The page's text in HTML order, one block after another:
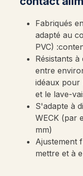
Fabriqués
adapté au
PVC)
Résistants
entre
idéaux pour
et le lave-
S'adapte à
WECK (par
mm)
Ajustement
mettre et à